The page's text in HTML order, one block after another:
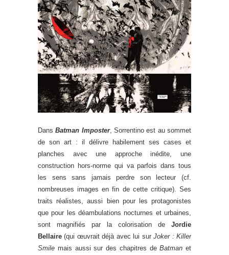
DansBatman Imposter, Sorrentino est au sommet
de son art : il délivre habilement ses cases et
planches avec une approche inédite, une
construction hors-norme qui va parfois dans tous
les sens sans jamais perdre son lecteur (cf.
nombreuses images en fin de cette critique). Ses
traits réalistes, aussi bien pour les protagonistes
que pour les déambulations nocturnes et urbaines,
sont magnifiés par la colorisation de Jordie
Bellaire (qui œuvrait déjà avec lui surJoker : Killer
Smile mais aussi sur des chapitres deBatman et